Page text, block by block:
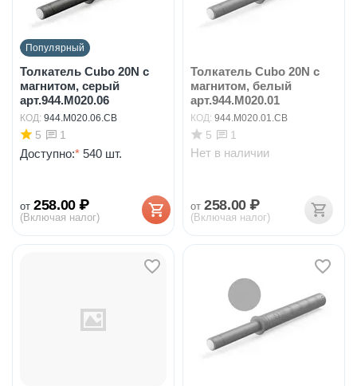
Популярный
Толкатель Cubo 20N с
магнитом, серый
арт.944.M020.06
КОД: 944.M020.06.CB
5 1
Доступно:* 540 шт.
от 258.00 ₽
(Включая налог)
Толкатель Cubo 20N с
магнитом, белый
арт.944.M020.01
КОД: 944.M020.01.CB
5 1
Нет в наличии
от 258.00 ₽
(Включая налог)